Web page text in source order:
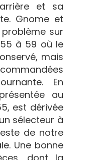
et sa
Gnome et
sur
à 59 où le
mais
En
au
est dérivée
sélecteur à
de notre
Une bonne